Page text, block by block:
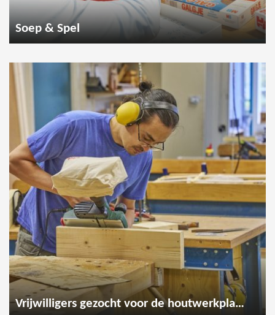
Soep & Spel
Vrijwilligers gezocht voor de houtwerkplaats